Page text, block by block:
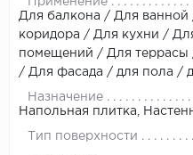
Для балкона / Для
коридора / Для кухни /
помещений / Для
/ Для фасада / для пола /
Назначение
Напольная плитка,
Тип поверхности